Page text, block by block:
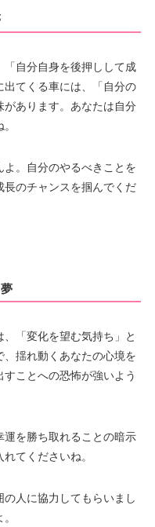
自分自身を後押しして成
てくる車には、「自分の
あります。あなたは自分
。自分のやるべきことを
長のチャンスを掴んでくだ
「変化を望む気持ち」と
、揺れ動くあなたの心境を
ことへの恐怖が強いよう
を勝ち取れることの暗示
てくださいね。
人に協力してもらいまし